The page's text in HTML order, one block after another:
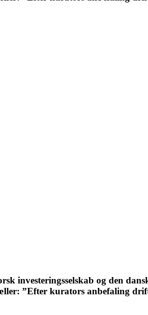
investeringsselskab og den
”Efter kurators anbefaling